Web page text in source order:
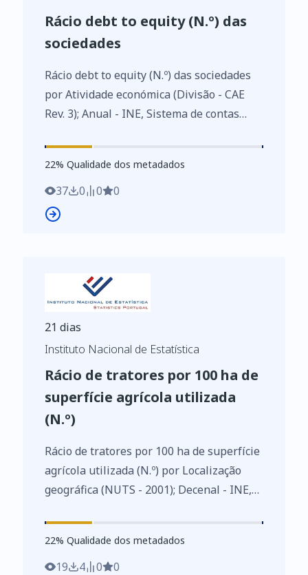
Rácio debt to equity (N.º) das
sociedades
Rácio debt to equity (N.º) das sociedades
por Atividade económica (Divisão - CAE
Rev. 3); Anual - INE, Sistema de contas
https://www.ine.pt/xurl/indx/0008622/PT
22%
22% Qualidade dos metadados
37 0 0 0
21 dias
Instituto Nacional de Estatística
Rácio de tratores por 100 ha de
superfície agrícola utilizada
(N.º)
Rácio de tratores por 100 ha de superfície
agrícola utilizada (N.º) por Localização
geográfica (NUTS - 2001); Decenal - INE,
históricas
https://www.ine.pt/xurl/indx/0004416/PT
22%
22% Qualidade dos metadados
19 4 0 0